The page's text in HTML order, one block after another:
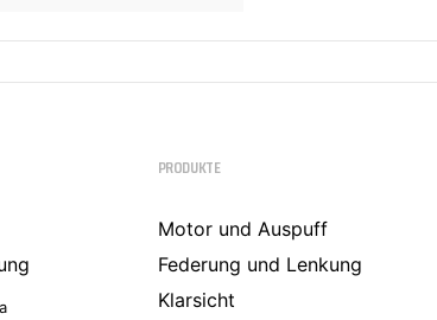
PRODUKTE
Motor und Auspuff
Federung und Lenkung
Klarsicht